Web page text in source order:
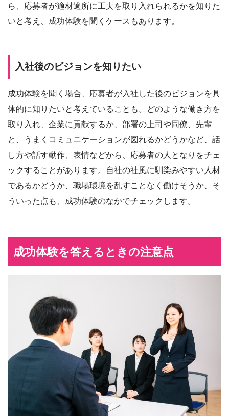
ら、応募者が適材適所に工夫を取り入れられるかを知りた
いと考え、成功体験を聞くケースもあります。
入社後のビジョンを知りたい
成功体験を聞く場合、応募者が入社した後のビジョンを具
体的に知りたいと考えていることも。どのような働き方を
取り入れ、企業に貢献するか、部署の上司や同僚、先輩
と、うまくコミュニケーションが図れるかどうかなど、話
し方や話す動作、表情などから、応募者の人となりをチェ
ックすることがあります。自社の社風に馴染みやすい人材
であるかどうか、職場環境を乱すことなく働けそうか、そ
ういった点も、成功体験のなかでチェックします。
成功体験を答えるときの注意点